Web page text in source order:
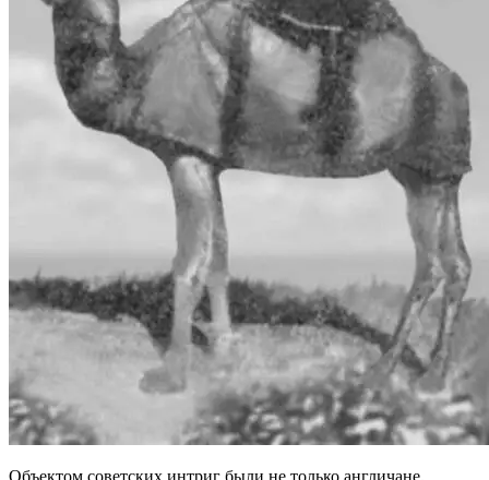
Объектом советских интриг были не только англичане.